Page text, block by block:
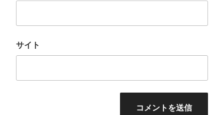
サイト